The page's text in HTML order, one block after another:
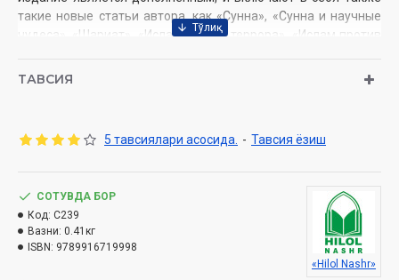
такие новые статьи автора, как «Сунна», «Сунна и научные
чудеса», «Шариат», «Ислам против террора», «Ислам против
— религия умеренности», «Ислам и права человека», «Ислам
Издательство:«Hilol-Nashr»
Объём:408 стр.
ISBN:978-9916-719-99-8
Дата: 2024 год (2019, 2021, 2023)
ТАВСИЯ
5 тавсиялари асосида. - Тавсия ёзиш
СОТУВДА БОР
Код: C239
Вазни: 0.41кг
ISBN: 9789916719998
«Hilol Nashr»